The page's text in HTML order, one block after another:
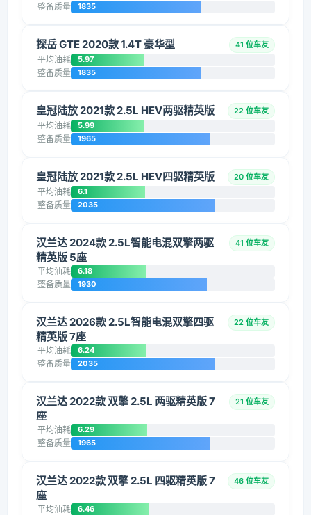
整备质量 1835
探岳 GTE 2020款 1.4T 豪华型 41 位车友
平均油耗 5.97
整备质量 1835
皇冠陆放 2021款 2.5L HEV两驱精英版 22 位车友
平均油耗 5.99
整备质量 1965
皇冠陆放 2021款 2.5L HEV四驱精英版 20 位车友
平均油耗 6.1
整备质量 2035
汉兰达 2024款 2.5L智能电混双擎两驱
精英版 5座
41 位车友
平均油耗 6.18
整备质量 1930
汉兰达 2026款 2.5L智能电混双擎四驱
精英版 7座
22 位车友
平均油耗 6.24
整备质量 2035
汉兰达 2022款 双擎 2.5L 两驱精英版 7
座
21 位车友
平均油耗 6.29
整备质量 1965
汉兰达 2022款 双擎 2.5L 四驱精英版 7
座
46 位车友
平均油耗 6.46